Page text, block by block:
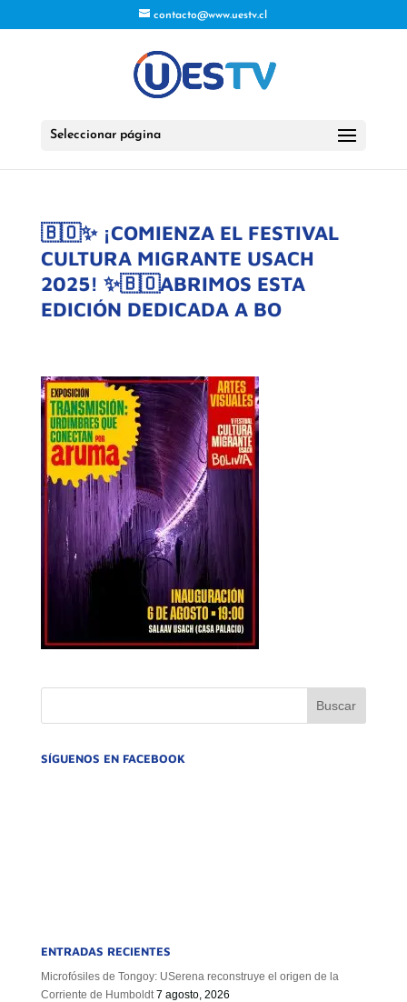
contacto@www.uestv.cl
Seleccionar página
🇧🇴✨ ¡COMIENZA EL FESTIVAL
CULTURA MIGRANTE USACH
2025! ✨🇧🇴ABRIMOS ESTA
EDICIÓN DEDICADA A BO
SÍGUENOS EN FACEBOOK
ENTRADAS RECIENTES
Microfósiles de Tongoy: USerena reconstruye el origen de la
Corriente de Humboldt 7 agosto, 2026